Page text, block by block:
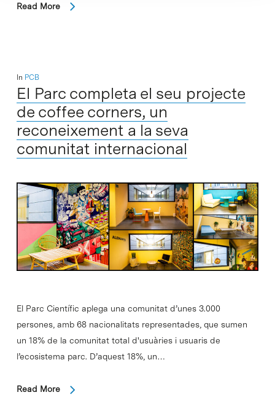
Read More
In PCB
El Parc completa el seu projecte
de coffee corners, un
reconeixement a la seva
comunitat internacional
El Parc Científic aplega una comunitat d’unes 3.000
persones, amb 68 nacionalitats representades, que sumen
un 18% de la comunitat total d'usuàries i usuaris de
l’ecosistema parc. D’aquest 18%, un…
Read More